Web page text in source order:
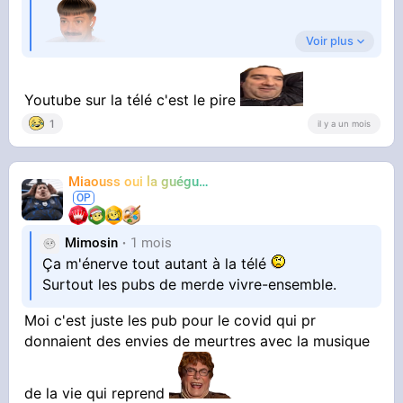
Mais quand c'est sur youtube ça me sort par
les yeux
Voir plus
Youtube sur la télé c'est le pire
1 il y a un mois
Miaouss oui la guéguérre
Mimosin 1 mois
Ça m'énerve tout autant à la télé
Surtout les pubs de merde vivre-ensemble.
Moi c'est juste les pub pour le covid qui pr
donnaient des envies de meurtres avec la musique
de la vie qui reprend